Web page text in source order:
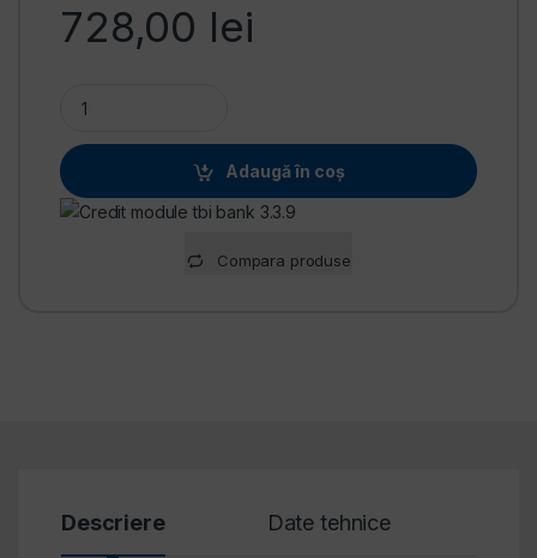
728,00 lei
Adaugă în coș
Compara produse
Descriere Date tehnice